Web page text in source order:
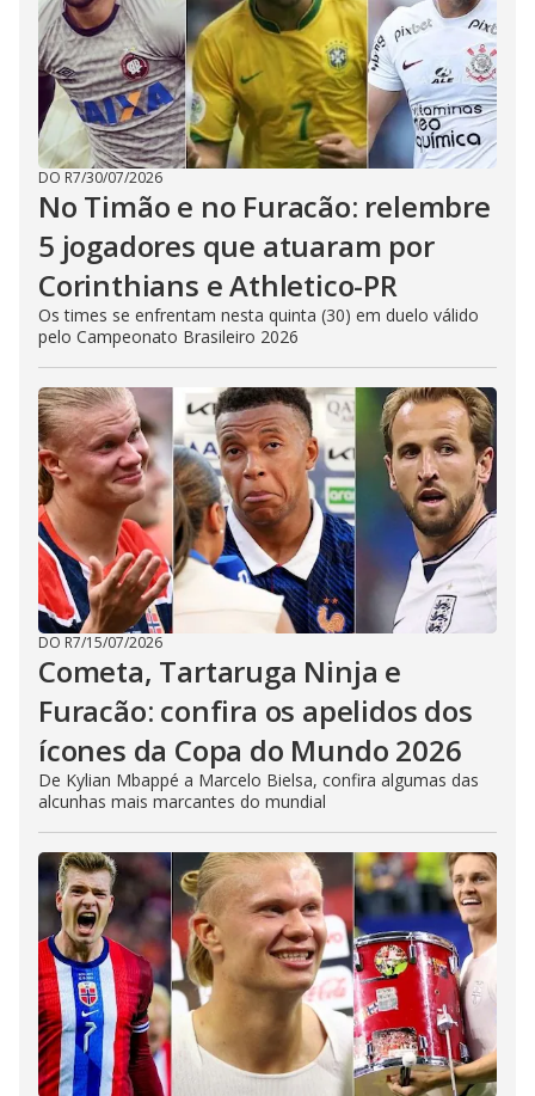
DO R7/30/07/2026
No Timão e no Furacão: relembre
5 jogadores que atuaram por
Corinthians e Athletico-PR
Os times se enfrentam nesta quinta (30) em duelo válido
pelo Campeonato Brasileiro 2026
DO R7/15/07/2026
Cometa, Tartaruga Ninja e
Furacão: confira os apelidos dos
ícones da Copa do Mundo 2026
De Kylian Mbappé a Marcelo Bielsa, confira algumas das
alcunhas mais marcantes do mundial